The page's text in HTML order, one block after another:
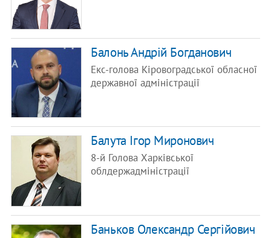
Балонь Андрій Богданович
Екс-голова Кіровоградської обласної
державної адміністрації
Балута Ігор Миронович
8-й Голова Харківської
облдержадміністрації
Баньков Олександр Сергійович